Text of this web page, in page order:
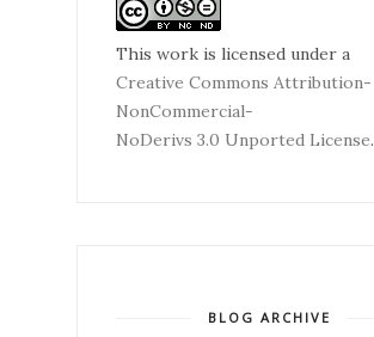
This work is licensed under a
Creative Commons Attribution-
NonCommercial-
NoDerivs 3.0 Unported License.
BLOG ARCHIVE